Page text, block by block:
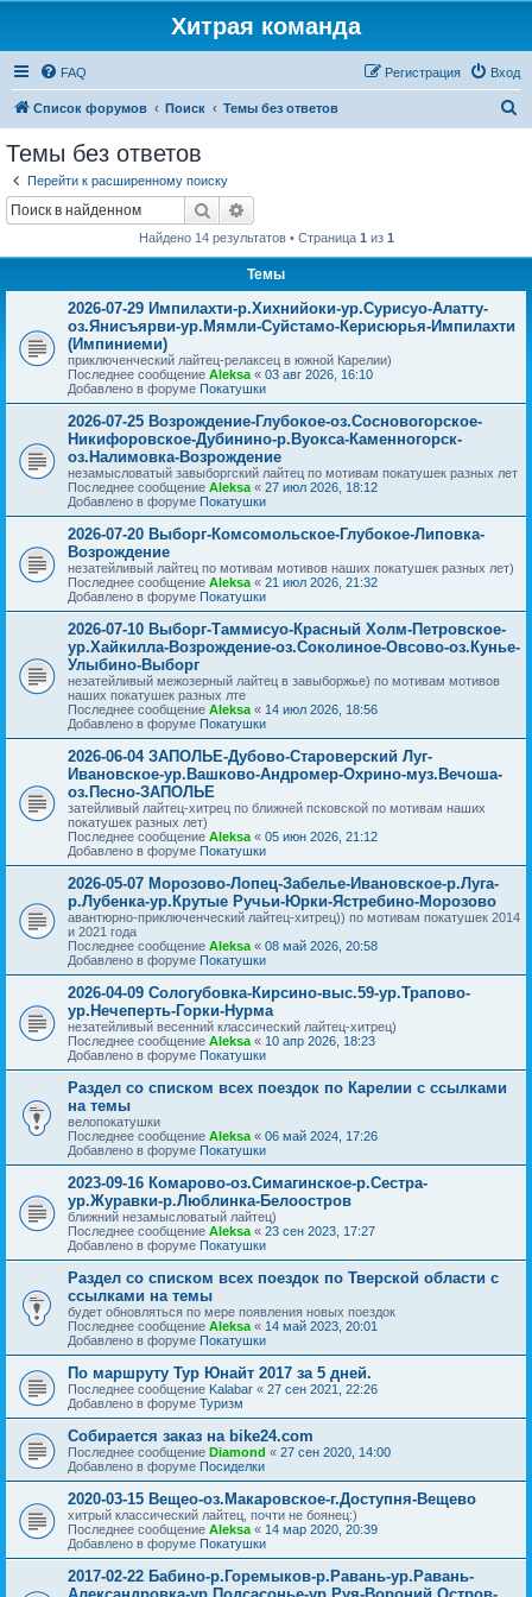
Хитрая команда
FAQ Вход
Регистрация
Список форумов Поиск Темы без ответов
Темы без ответов
Перейти к расширенному поиску
Поиск
Найдено 14 результатов • Страница 1 из 1
Темы
2026-07-29 Импилахти-р.Хихнийоки-ур.Сурисуо-Алатту-
оз.Янисъярви-ур.Мямли-Суйстамо-Керисюрья-Импилахти
(Импиниеми)
приключенческий лайтец-релаксец в южной Карелии)
Последнее сообщение Aleksa « 03 авг 2026, 16:10
Добавлено в форуме Покатушки
2026-07-25 Возрождение-Глубокое-оз.Сосновогорское-
Никифоровское-Дубинино-р.Вуокса-Каменногорск-
оз.Налимовка-Возрождение
незамысловатый завыборгский лайтец по мотивам покатушек разных лет
Последнее сообщение Aleksa « 27 июл 2026, 18:12
Добавлено в форуме Покатушки
2026-07-20 Выборг-Комсомольское-Глубокое-Липовка-
Возрождение
незатейливый лайтец по мотивам мотивов наших покатушек разных лет)
Последнее сообщение Aleksa « 21 июл 2026, 21:32
Добавлено в форуме Покатушки
2026-07-10 Выборг-Таммисуо-Красный Холм-Петровское-
ур.Хайкилла-Возрождение-оз.Соколиное-Овсово-оз.Кунье-
Улыбино-Выборг
незатейливый межозерный лайтец в завыборжье) по мотивам мотивов
наших покатушек разных лте
Последнее сообщение Aleksa « 14 июл 2026, 18:56
Добавлено в форуме Покатушки
2026-06-04 ЗАПОЛЬЕ-Дубово-Староверский Луг-
Ивановское-ур.Вашково-Андромер-Охрино-муз.Вечоша-
оз.Песно-ЗАПОЛЬЕ
затейливый лайтец-хитрец по ближней псковской по мотивам наших
покатушек разных лет)
Последнее сообщение Aleksa « 05 июн 2026, 21:12
Добавлено в форуме Покатушки
2026-05-07 Морозово-Лопец-Забелье-Ивановское-р.Луга-
р.Лубенка-ур.Крутые Ручьи-Юрки-Ястребино-Морозово
авантюрно-приключенческий лайтец-хитрец)) по мотивам покатушек 2014
и 2021 года
Последнее сообщение Aleksa « 08 май 2026, 20:58
Добавлено в форуме Покатушки
2026-04-09 Сологубовка-Кирсино-выс.59-ур.Трапово-
ур.Нечеперть-Горки-Нурма
незатейливый весенний классический лайтец-хитрец)
Последнее сообщение Aleksa « 10 апр 2026, 18:23
Добавлено в форуме Покатушки
Раздел со списком всех поездок по Карелии с ссылками
на темы
велопокатушки
Последнее сообщение Aleksa « 06 май 2024, 17:26
Добавлено в форуме Покатушки
2023-09-16 Комарово-оз.Симагинское-р.Сестра-
ур.Журавки-р.Люблинка-Белоостров
ближний незамысловатый лайтец)
Последнее сообщение Aleksa « 23 сен 2023, 17:27
Добавлено в форуме Покатушки
Раздел со списком всех поездок по Тверской области с
ссылками на темы
будет обновляться по мере появления новых поездок
Последнее сообщение Aleksa « 14 май 2023, 20:01
Добавлено в форуме Покатушки
По маршруту Тур Юнайт 2017 за 5 дней.
Последнее сообщение Kalabar « 27 сен 2021, 22:26
Добавлено в форуме Туризм
Собирается заказ на bike24.com
Последнее сообщение Diamond « 27 сен 2020, 14:00
Добавлено в форуме Посиделки
2020-03-15 Вещео-оз.Макаровское-г.Доступня-Вещево
хитрый классический лайтец, почти не боянец:)
Последнее сообщение Aleksa « 14 мар 2020, 20:39
Добавлено в форуме Покатушки
2017-02-22 Бабино-р.Горемыков-р.Равань-ур.Равань-
Александровка-ур.Подсасонье-ур.Руя-Вороний Остров-